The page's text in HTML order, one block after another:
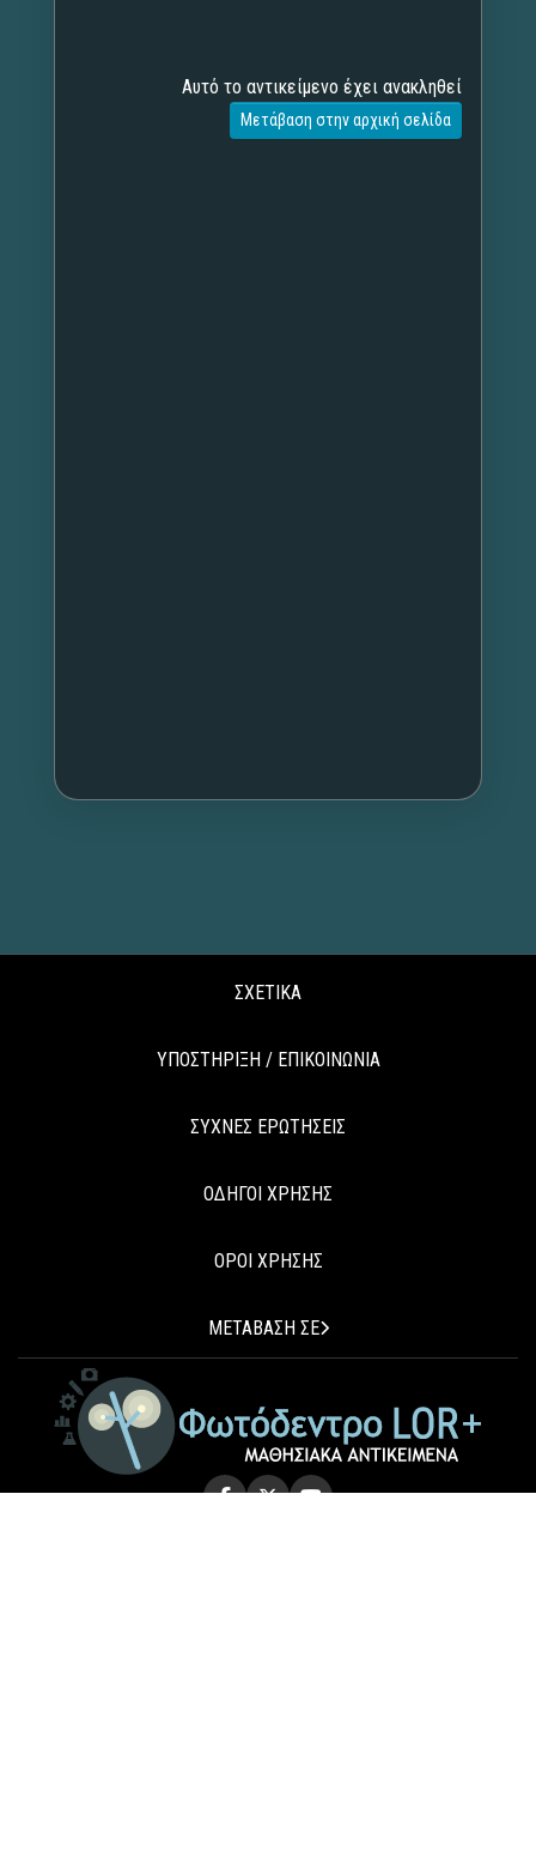
Αυτό το αντικείμενο έχει ανακληθεί
Μετάβαση στην αρχική σελίδα
ΣΧΕΤΙΚΑ
ΥΠΟΣΤΗΡΙΞΗ / ΕΠΙΚΟΙΝΩΝΙΑ
ΣΥΧΝΕΣ ΕΡΩΤΗΣΕΙΣ
ΟΔΗΓΟΙ ΧΡΗΣΗΣ
ΟΡΟΙ ΧΡΗΣΗΣ
ΜΕΤΑΒΑΣΗ ΣΕ